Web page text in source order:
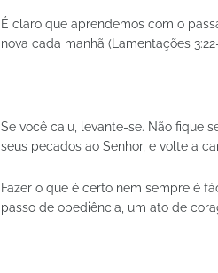
É claro que aprendemos com o
nova cada manhã (Lamentações
Se você caiu, levante-se. Não fique
seus pecados ao Senhor, e volte a
Fazer o que é certo nem sempre é
passo de obediência, um ato de